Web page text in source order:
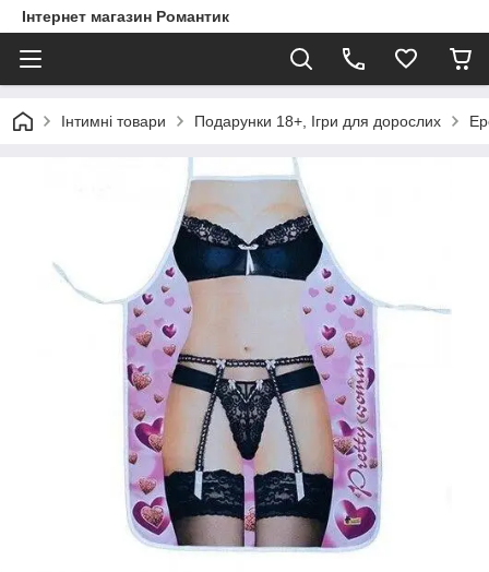
Інтернет магазин Романтик
Інтимні товари Подарунки 18+, Ігри для дорослих